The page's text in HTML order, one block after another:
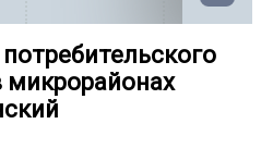
микрорайонах